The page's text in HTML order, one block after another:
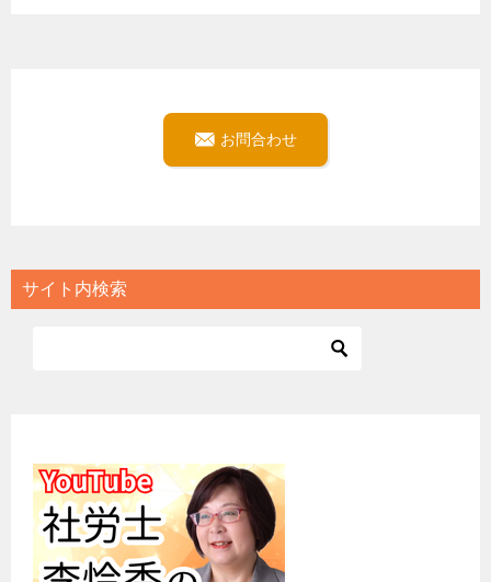
お問合わせ
サイト内検索